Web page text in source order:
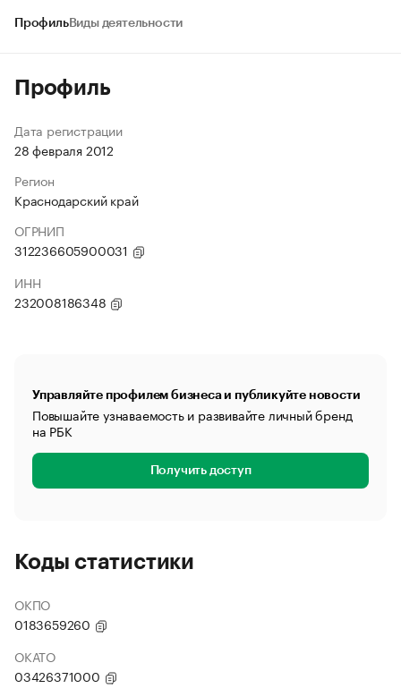
ПрофильВиды деятельности
Профиль
Дата регистрации
28 февраля 2012
Регион
Краснодарский край
ОГРНИП
312236605900031
ИНН
232008186348
Управляйте профилем бизнеса и публикуйте новости
Повышайте узнаваемость и развивайте личный бренд
на РБК
Получить доступ
Коды статистики
ОКПО
0183659260
ОКАТО
03426371000